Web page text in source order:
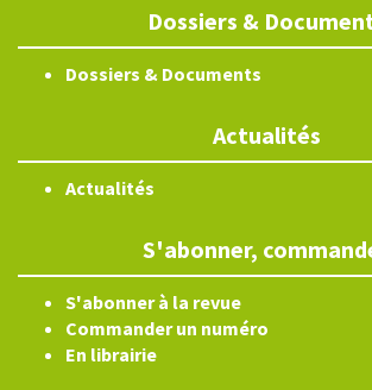
Dossiers &
Dossiers & Documents
Actualités
Actualités
S'abonner,
S'abonner à la revue
Commander un numéro
En librairie